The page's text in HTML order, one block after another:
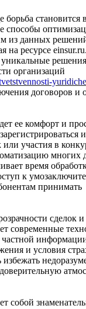
становится
способы
из данных
на ресурсе
организаций
договоров и
ее комфорт и
участия в
многих
время
к
принимать
сделок и
современные
частной
и условия
собой